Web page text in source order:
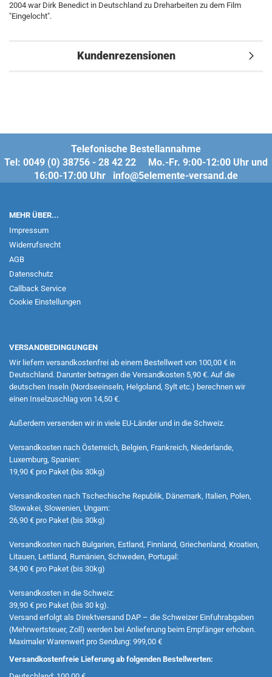
2004 war Dirk Benedict in Deutschland zu Dreharbeiten zu dem Film
"Eingelocht".
Kundenrezensionen
Telefonische Bestellannahme
Tel: 0049 (0) 38756 - 28 42 22 Mo.-Fr. 9:00-12:00 Uhr und
16:00-17:00 Uhr info@5elemente-versand.de
MEHR ÜBER...
Impressum
Widerrufsrecht
AGB
Datenschutz
Callback Service
Cookie Einstellungen
VERSANDBEDINGUNGEN
Wir liefern versandkostenfrei ab einem Bestellwert von 100,00 € in
Deutschland. Darunter betragen die Versandkosten 5,90 €. Auf die
deutschen Inseln (Nordseeinseln, Helgoland, Sylt etc.) berechnen wir
einen Inselzuschlag von 14,50 €.
Außerdem versenden wir in viele EU-Länder und in die Schweiz.
Versandkosten nach Österreich, Belgien, Frankreich, Niederlande,
Luxemburg, Spanien:
19,90 € pro Paket (bis 30kg)
Versandkosten nach Tschechische Republik, Dänemark, Italien, Polen,
Slowakei, Slowenien, Ungarn:
26,90 € pro Paket (bis 30kg)
Versandkosten nach Bulgarien, Estland, Finnland, Griechenland, Kroatien,
Litauen, Lettland, Rumänien, Schweden, Portugal:
34,90 € pro Paket (bis 30kg)
Versandkosten in die Schweiz:
39,90 € pro Paket (bis 30 kg).
Versand erfolgt als Direktversand DAP – die Schweizer Einfuhrabgaben
(Mehrwertsteuer, Zoll) werden bei Anlieferung beim Empfänger erhoben.
Maximaler Warenwert pro Sendung: 999,00 €
Versandkostenfreie Lieferung ab folgenden Bestellwerten: